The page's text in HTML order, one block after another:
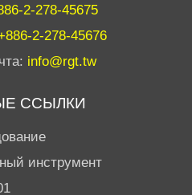
2-278-45675
2-278-45676
info@rgt.tw
ССЫЛКИ
инструмент